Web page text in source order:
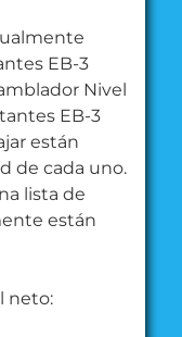
EB-3
Nivel
EB-3
están
de cada uno.
lista de
están
neto: